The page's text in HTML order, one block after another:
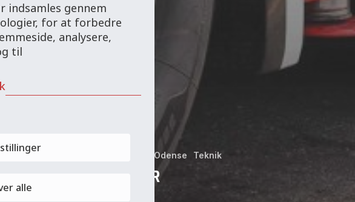
SAWO Odense Teknik
MEKANIKER
indsamles gennem
for at forbedre
analysere,
til
alle